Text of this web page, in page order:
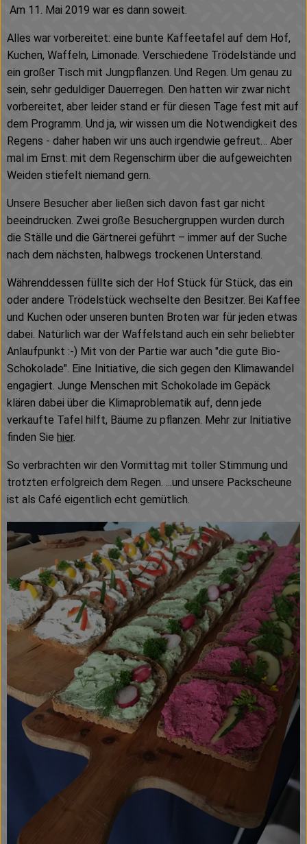
Über uns
Lieferservice
Neues vom Hof
Blog
Am 11. Mai 2019 war es dann soweit.
Alles war vorbereitet: eine bunte Kaffeetafel auf dem Hof,
Kuchen, Waffeln, Limonade. Verschiedene Trödelstände und
ein großer Tisch mit Jungpflanzen. Und Regen. Um genau zu
sein, sehr geduldiger Dauerregen. Den hatten wir zwar nicht
vorbereitet, aber leider stand er für diesen Tage fest mit auf
dem Programm. Und ja, wir wissen um die Notwendigkeit des
Regens - daher haben wir uns auch irgendwie gefreut… Aber
mal im Ernst: mit dem Regenschirm über die aufgeweichten
Weiden stiefelt niemand gern.
Unsere Besucher aber ließen sich davon fast gar nicht
beeindrucken. Zwei große Besuchergruppen wurden durch
die Ställe und die Gärtnerei geführt – immer auf der Suche
nach dem nächsten, halbwegs trockenen Unterstand.
Währenddessen füllte sich der Hof Stück für Stück, das ein
oder andere Trödelstück wechselte den Besitzer. Bei Kaffee
und Kuchen oder unseren bunten Broten war für jeden etwas
dabei. Natürlich war der Waffelstand auch ein sehr beliebter
Anlaufpunkt :-) Mit von der Partie war auch "die gute Bio-
Schokolade". Eine Initiative, die sich gegen den Klimawandel
engagiert. Junge Menschen mit Schokolade im Gepäck
klären dabei über die Klimaproblematik auf, denn jede
verkaufte Tafel hilft, Bäume zu pflanzen. Mehr zur Initiative
finden Sie hier.
So verbrachten wir den Vormittag mit toller Stimmung und
trotzten erfolgreich dem Regen. ...und unsere Packscheune
ist als Café eigentlich echt gemütlich.